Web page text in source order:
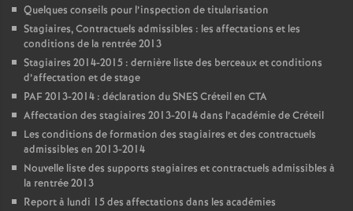
Quelques conseils pour l’inspection de titularisation
Stagiaires, Contractuels admissibles : les affectations et les
conditions de la rentrée 2013
Stagiaires 2014-2015 : dernière liste des berceaux et conditions
d’affectation et de stage
PAF2013-2014 : déclaration duSNESCréteil en CTA
Affectation des stagiaires 2013-2014 dans l’académie de Créteil
Les conditions de formation des stagiaires et des contractuels
admissibles en 2013-2014
Nouvelle liste des supports stagiaires et contractuels admissibles à
la rentrée 2013
Report à lundi 15 des affectations dans les académies